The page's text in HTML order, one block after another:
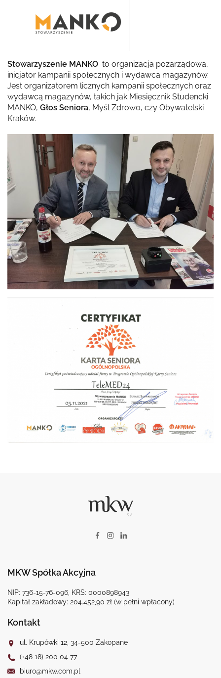
Stowarzyszenie MANKO to organizacja pozarządowa,
inicjator kampanii społecznych i wydawca magazynów.
Jest organizatorem licznych kampanii społecznych oraz
wydawcą magazynów, takich jak Miesięcznik Studencki
MANKO, Głos Seniora, Myśl Zdrowo, czy Obywatelski
Kraków.
MKW Spółka Akcyjna
NIP: 736-15-76-096, KRS: 0000898943
Kapitał zakładowy: 204.452,90 zł (w pełni wpłacony)
Kontakt
ul. Krupówki 12, 34-500 Zakopane
(+48 18) 200 04 77
biuro@mkw.com.pl